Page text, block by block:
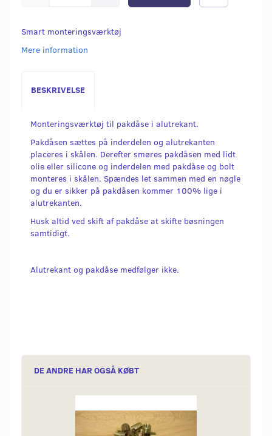
Smart monteringsværktøj
Mere information
BESKRIVELSE
Monteringsværktøj til pakdåse i alutrekant.
Pakdåsen sættes på inderdelen og alutrekanten
placeres i skålen. Derefter smøres pakdåsen med lidt
olie eller silicone og inderdelen med pakdåse og bolt
monteres i skålen. Spændes let sammen med en nøgle
og du er sikker på pakdåsen kommer 100% lige i
alutrekanten.
Husk altid ved skift af pakdåse at skifte bøsningen
samtidigt.
Alutrekant og pakdåse medfølger ikke.
DE ANDRE HAR OGSÅ KØBT